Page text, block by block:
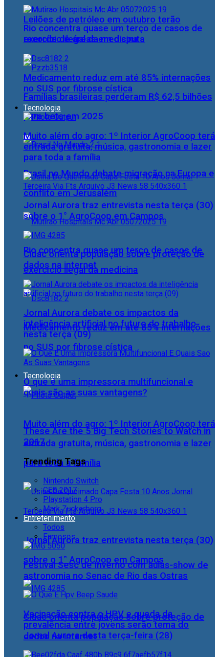
Leilões de petróleo em outubro terão
recorde de áreas em disputa
Famílias brasileiras perderam R$ 62,5 bilhões
para bets em 2025
Brasil no Mundo debate migração na Europa e
conflito em Jerusalém
Rio concentra quase um terço de casos de
exercício ilegal da medicina
Medicamento reduz em até 85% internações
no SUS por fibrose cística
Tecnologia
Muito além do agro: 1º Interior AgroCoop terá
entrada gratuita, música, gastronomia e lazer
para toda a família
Jornal Aurora traz entrevista nesta terça (30)
sobre o 1° AgroCoop em Campos
Cidac orienta população sobre proteção de
dados na internet
Rio concentra quase um terço de casos de
exercício ilegal da medicina
Medicamento reduz em até 85% internações
no SUS por fibrose cística
Tecnologia
Muito além do agro: 1º Interior AgroCoop terá
entrada gratuita, música, gastronomia e lazer
para toda a família
Jornal Aurora traz entrevista nesta terça (30)
sobre o 1° AgroCoop em Campos
Cidac orienta população sobre proteção de
dados na internet
Jornal Aurora debate os impactos da
inteligência artificial no futuro do trabalho
nesta terça (09)
O que é uma impressora multifuncional e
quais são as suas vantagens?
These Are the 5 Big Tech Stories to Watch in
2017
Trending Tags
Nintendo Switch
CES 2017
Playstation 4 Pro
Mark Zuckerberg
Entretenimento
Todos
Famosos
Festival Sesc de Inverno com aulas-show de
astronomia no Senac de Rio das Ostras
Vacinação contra o HPV e queda da
prevalência entre jovens serão tema do
Jornal Aurora desta terça-feira (28)